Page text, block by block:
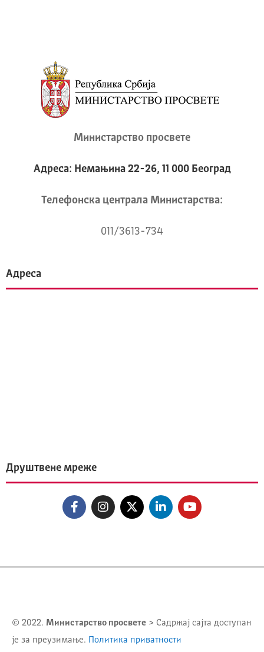
Министарство просвете
Адреса: Немањина 22-26, 11 000 Београд
Телeфонска централа Mинистарства:
011/3613-734
Адреса
Друштвене мреже
© 2022. Министарство просвете > Садржај сајта доступан
је за преузимање.
Политика приватности